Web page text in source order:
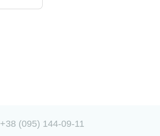
+38 (095) 144-09-11